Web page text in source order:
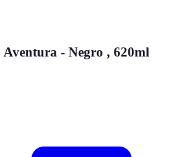
- Negro , 620ml